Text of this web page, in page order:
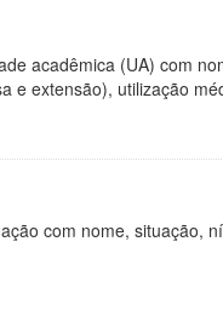
acadêmica (UA) com
e extensão), utilização
com nome, situação,